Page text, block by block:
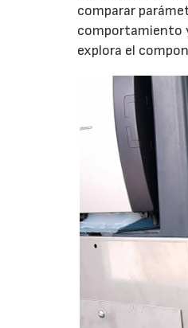
comparar
comportamiento
explora el